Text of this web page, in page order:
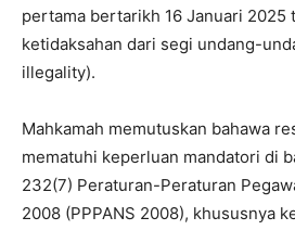
pertama bertarikh 16 Januari 2025
ketidaksahan dari segi undang-
illegality).
Mahkamah memutuskan bahawa
mematuhi keperluan mandatori di
232(7) Peraturan-Peraturan
2008 (PPPANS 2008), khususnya